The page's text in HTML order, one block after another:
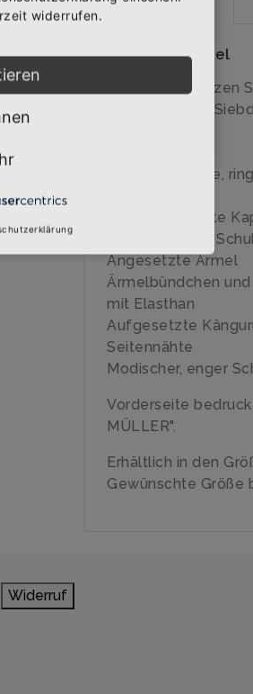
Über den Artikel
Qualitäts-Kapuzen
hochwertigem
80% Baumwolle,
Doppelt gelegte
Doppelnaht im
Angesetzte Ärmel
Ärmelbündchen
mit Elasthan
Aufgesetzte
Seitennähte
Modischer, enger
Vorderseite
MÜLLER".
Erhältlich in den
Gewünschte Größe
Widerruf
widerrufen.